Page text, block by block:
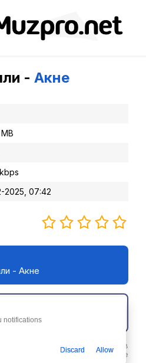
- Акне
2025, 07:42
- Акне
песню Пошлая Молли - Акне в
ее бесплатнов любое
notifications
Discard Allow